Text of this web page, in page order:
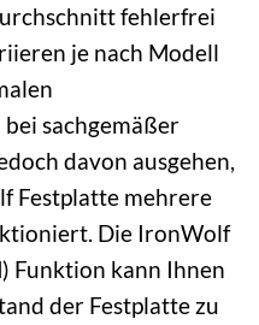
fehlerfrei
je nach Modell
sachgemäßer
davon ausgehen,
Festplatte mehrere
Die IronWolf
Funktion kann Ihnen
der Festplatte zu